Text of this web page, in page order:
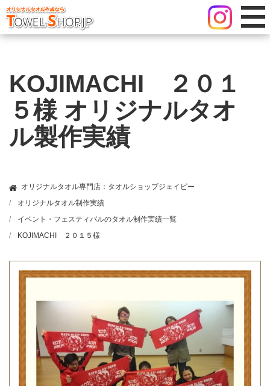
KOJIMACHI ２０１
５様 オリジナルタオ
ル製作実績
オリジナルタオル専門店：タオルショップジェイピー
オリジナルタオル制作実績
イベント・フェスティバルのタオル制作実績一覧
KOJIMACHI ２０１５様